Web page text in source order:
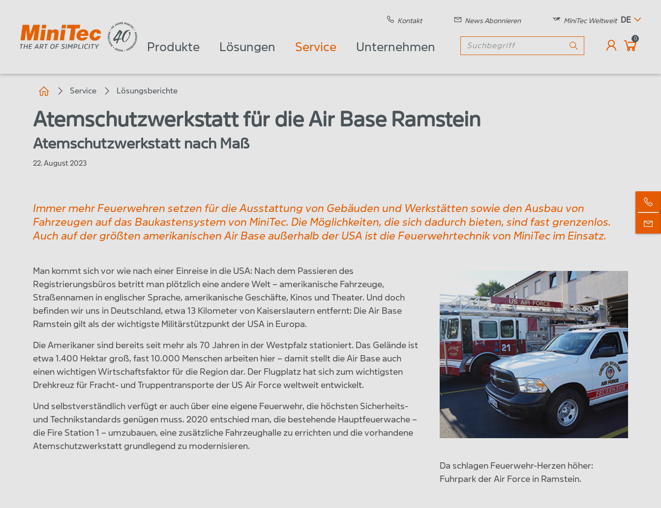
Kontakt News Abonnieren MiniTec Weltweit DE
Produkte Lösungen Service Unternehmen
0
Service Lösungsberichte
Atemschutzwerkstatt für die Air Base Ramstein
Atemschutzwerkstatt nach Maß
22. August 2023
Immer mehr Feuerwehren setzen für die Ausstattung von Gebäuden und Werkstätten sowie den Ausbau von
Fahrzeugen auf das Baukastensystem von MiniTec. Die Möglichkeiten, die sich dadurch bieten, sind fast grenzenlos.
Auch auf der größten amerikanischen Air Base außerhalb der USA ist die Feuerwehrtechnik von MiniTec im Einsatz.
Man kommt sich vor wie nach einer Einreise in die USA: Nach dem Passieren des
Registrierungsbüros betritt man plötzlich eine andere Welt – amerikanische Fahrzeuge,
Straßennamen in englischer Sprache, amerikanische Geschäfte, Kinos und Theater. Und doch
befinden wir uns in Deutschland, etwa 13 Kilometer von Kaiserslautern entfernt: Die Air Base
Ramstein gilt als der wichtigste Militärstützpunkt der USA in Europa.
Die Amerikaner sind bereits seit mehr als 70 Jahren in der Westpfalz stationiert. Das Gelände ist
etwa 1.400 Hektar groß, fast 10.000 Menschen arbeiten hier – damit stellt die Air Base auch
einen wichtigen Wirtschaftsfaktor für die Region dar. Der Flugplatz hat sich zum wichtigsten
Drehkreuz für Fracht- und Truppentransporte der US Air Force weltweit entwickelt.
Und selbstverständlich verfügt er auch über eine eigene Feuerwehr, die höchsten Sicherheits-
und Technikstandards genügen muss. 2020 entschied man, die bestehende Hauptfeuerwache –
die Fire Station 1 – umzubauen, eine zusätzliche Fahrzeughalle zu errichten und die vorhandene
Atemschutzwerkstatt grundlegend zu modernisieren.
Da schlagen Feuerwehr-Herzen höher:
Fuhrpark der Air Force in Ramstein.